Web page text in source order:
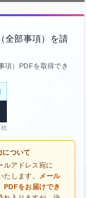
全部事項）を請
項）PDFを取得でき
について
ルアドレス宛に
します。
メール
PDFをお届けでき